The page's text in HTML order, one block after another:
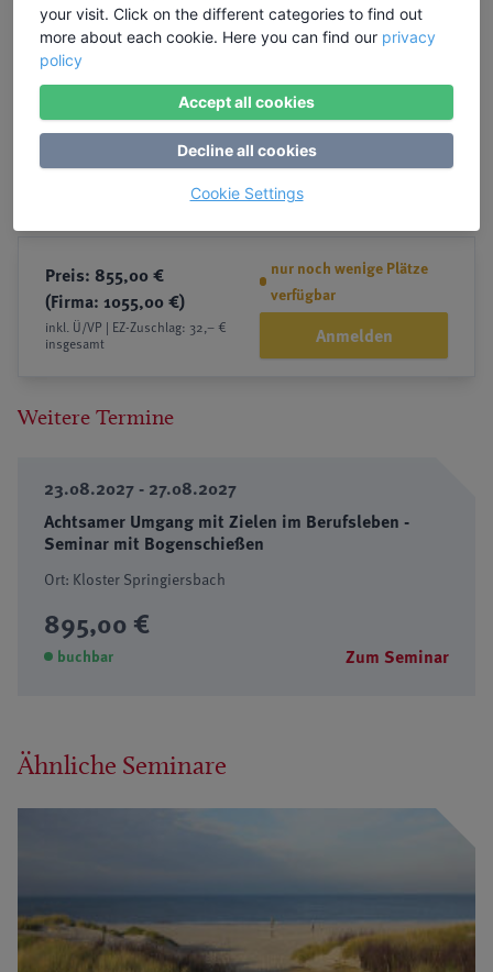
Preis: 855,00 €
(Firma: 1055,00 €)
inkl. Ü/VP | EZ-Zuschlag: 32,– €
insgesamt
nur noch wenige Plätze
verfügbar
Anmelden
Weitere Termine
23.08.2027 - 27.08.2027
Achtsamer Umgang mit Zielen im Berufsleben -
Seminar mit Bogenschießen
Ort: Kloster Springiersbach
895,00 €
buchbar Zum Seminar
Ähnliche Seminare
your visit. Click on the different categories to find out
more about each cookie. Here you can find our privacy
policy
Accept all cookies
Decline all cookies
Cookie Settings